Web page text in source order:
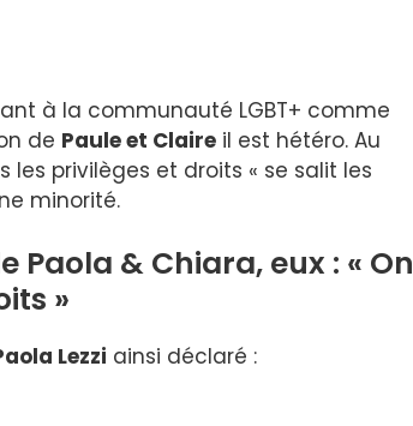
à la communauté LGBT+ comme
de Paule et Claire il est hétéro. Au
les privilèges et droits « se salit les
minorité.
Paola & Chiara, eux : « On
»
Lezzi ainsi déclaré :